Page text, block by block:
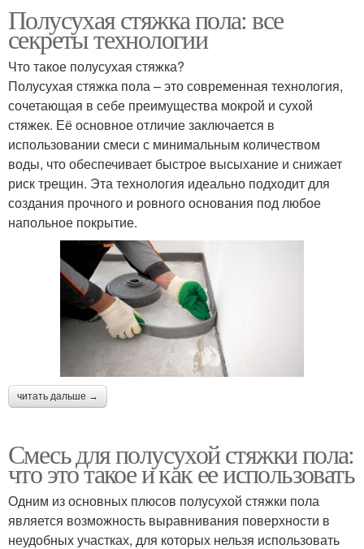
Полусухая стяжка пола: все
секреты технологии
Что такое полусухая стяжка?
Полусухая стяжка пола – это современная технология,
сочетающая в себе преимущества мокрой и сухой
стяжек. Её основное отличие заключается в
использовании смеси с минимальным количеством
воды, что обеспечивает быстрое высыхание и снижает
риск трещин. Эта технология идеально подходит для
создания прочного и ровного основания под любое
напольное покрытие.
читать дальше →
Смесь для полусухой стяжки пола:
что это такое и как ее использовать
Одним из основных плюсов полусухой стяжки пола
является возможность выравнивания поверхности в
неудобных участках, для которых нельзя использовать